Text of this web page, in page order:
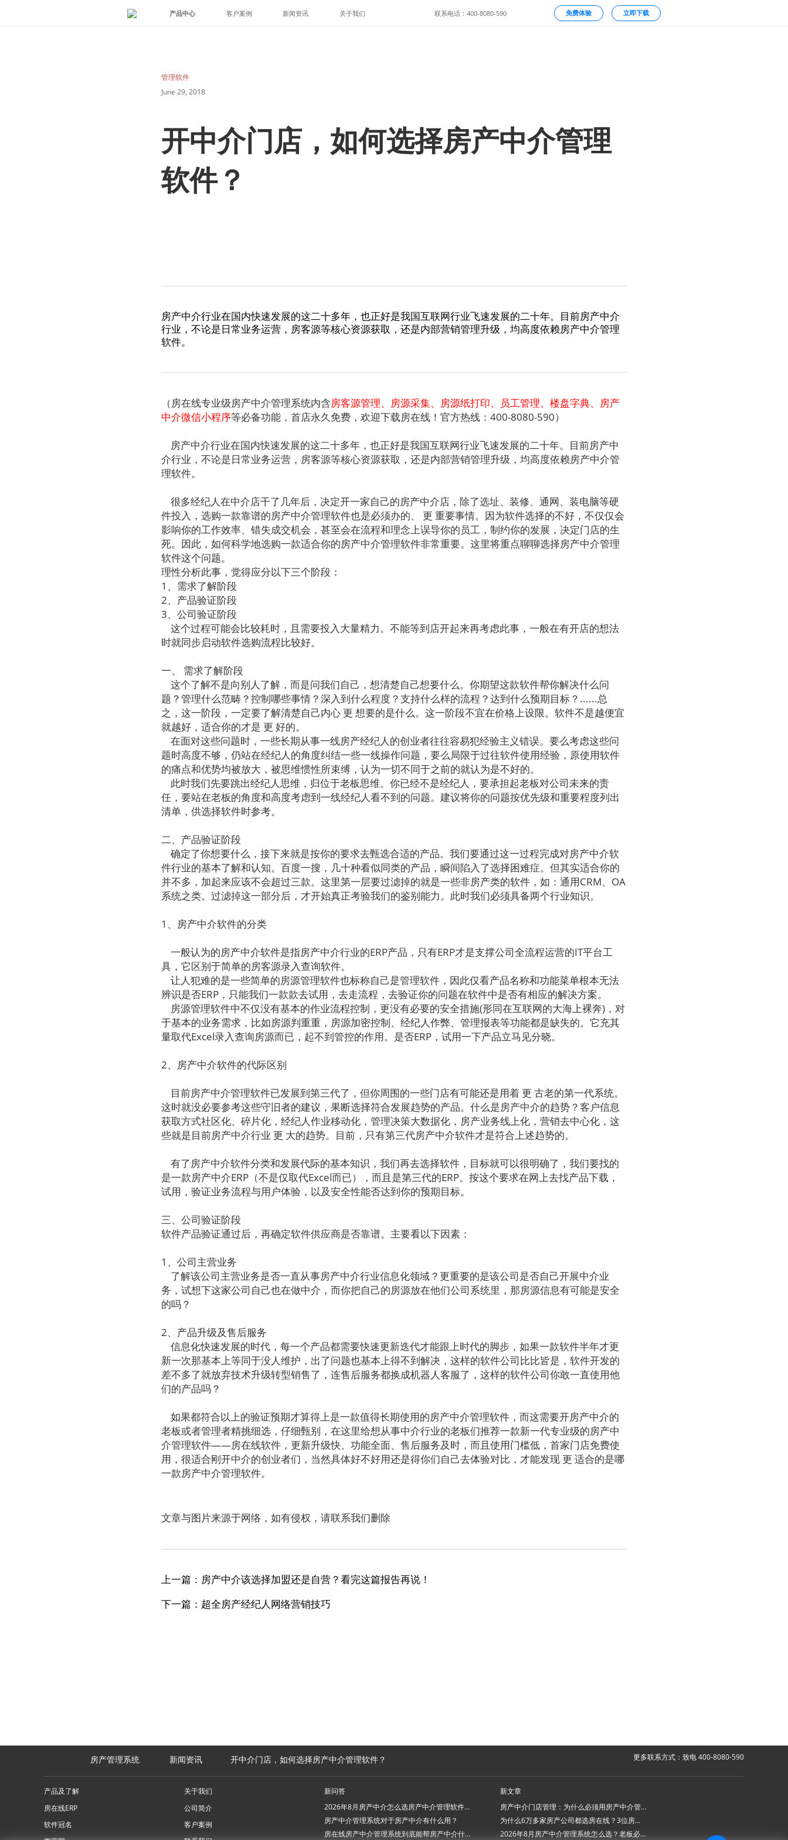
产品中心 客户案例 新闻资讯 关于我们 联系电话：400-8080-590 免费体验 立即下载
管理软件
June 29, 2018
开中介门店，如何选择房产中介管理
软件？
房产中介行业在国内快速发展的这二十多年，也正好是我国互联网行业飞速发展的二十年。目前房产中介
行业，不论是日常业务运营，房客源等核心资源获取，还是内部营销管理升级，均高度依赖房产中介管理
软件。
（房在线专业级房产中介管理系统内含房客源管理、房源采集、房源纸打印、员工管理、楼盘字典、房产
中介微信小程序等必备功能，首店永久免费，欢迎下载房在线！官方热线：400-8080-590）
房产中介行业在国内快速发展的这二十多年，也正好是我国互联网行业飞速发展的二十年。目前房产中
介行业，不论是日常业务运营，房客源等核心资源获取，还是内部营销管理升级，均高度依赖房产中介管
理软件。
很多经纪人在中介店干了几年后，决定开一家自己的房产中介店，除了选址、装修、通网、装电脑等硬
件投入，选购一款靠谱的房产中介管理软件也是必须办的、 更 重要事情。因为软件选择的不好，不仅仅会
影响你的工作效率、错失成交机会，甚至会在流程和理念上误导你的员工，制约你的发展，决定门店的生
死。因此，如何科学地选购一款适合你的房产中介管理软件非常重要。这里将重点聊聊选择房产中介管理
软件这个问题。
理性分析此事，觉得应分以下三个阶段：
1、需求了解阶段
2、产品验证阶段
3、公司验证阶段
这个过程可能会比较耗时，且需要投入大量精力。不能等到店开起来再考虑此事，一般在有开店的想法
时就同步启动软件选购流程比较好。
一、 需求了解阶段
这个了解不是向别人了解，而是问我们自己，想清楚自己想要什么。你期望这款软件帮你解决什么问
题？管理什么范畴？控制哪些事情？深入到什么程度？支持什么样的流程？达到什么预期目标？......总
之，这一阶段，一定要了解清楚自己内心 更 想要的是什么。这一阶段不宜在价格上设限。软件不是越便宜
就越好，适合你的才是 更 好的。
在面对这些问题时，一些长期从事一线房产经纪人的创业者往往容易犯经验主义错误。要么考虑这些问
题时高度不够，仍站在经纪人的角度纠结一些一线操作问题，要么局限于过往软件使用经验，原使用软件
的痛点和优势均被放大，被思维惯性所束缚，认为一切不同于之前的就认为是不好的。
此时我们先要跳出经纪人思维，归位于老板思维。你已经不是经纪人，要承担起老板对公司未来的责
任，要站在老板的角度和高度考虑到一线经纪人看不到的问题。建议将你的问题按优先级和重要程度列出
清单，供选择软件时参考。
二、产品验证阶段
确定了你想要什么，接下来就是按你的要求去甄选合适的产品。我们要通过这一过程完成对房产中介软
件行业的基本了解和认知。百度一搜，几十种看似同类的产品，瞬间陷入了选择困难症。但其实适合你的
并不多，加起来应该不会超过三款。这里第一层要过滤掉的就是一些非房产类的软件，如：通用CRM、OA
系统之类。过滤掉这一部分后，才开始真正考验我们的鉴别能力。此时我们必须具备两个行业知识。
1、房产中介软件的分类
一般认为的房产中介软件是指房产中介行业的ERP产品，只有ERP才是支撑公司全流程运营的IT平台工
具，它区别于简单的房客源录入查询软件。
让人犯难的是一些简单的房源管理软件也标称自己是管理软件，因此仅看产品名称和功能菜单根本无法
辨识是否ERP，只能我们一款款去试用，去走流程，去验证你的问题在软件中是否有相应的解决方案。
房源管理软件中不仅没有基本的作业流程控制，更没有必要的安全措施(形同在互联网的大海上裸奔)，对
于基本的业务需求，比如房源判重重，房源加密控制、经纪人作弊、管理报表等功能都是缺失的。它充其
量取代Excel录入查询房源而已，起不到管控的作用。是否ERP，试用一下产品立马见分晓。
2、房产中介软件的代际区别
目前房产中介管理软件已发展到第三代了，但你周围的一些门店有可能还是用着 更 古老的第一代系统。
这时就没必要参考这些守旧者的建议，果断选择符合发展趋势的产品。什么是房产中介的趋势？客户信息
获取方式社区化、碎片化，经纪人作业移动化，管理决策大数据化，房产业务线上化，营销去中心化，这
些就是目前房产中介行业 更 大的趋势。目前，只有第三代房产中介软件才是符合上述趋势的。
有了房产中介软件分类和发展代际的基本知识，我们再去选择软件，目标就可以很明确了，我们要找的
是一款房产中介ERP（不是仅取代Excel而已），而且是第三代的ERP。按这个要求在网上去找产品下载，
试用，验证业务流程与用户体验，以及安全性能否达到你的预期目标。
三、公司验证阶段
软件产品验证通过后，再确定软件供应商是否靠谱。主要看以下因素：
1、公司主营业务
了解该公司主营业务是否一直从事房产中介行业信息化领域？更重要的是该公司是否自己开展中介业
务，试想下这家公司自己也在做中介，而你把自己的房源放在他们公司系统里，那房源信息有可能是安全
的吗？
2、产品升级及售后服务
信息化快速发展的时代，每一个产品都需要快速更新迭代才能跟上时代的脚步，如果一款软件半年才更
新一次那基本上等同于没人维护，出了问题也基本上得不到解决，这样的软件公司比比皆是，软件开发的
差不多了就放弃技术升级转型销售了，连售后服务都换成机器人客服了，这样的软件公司你敢一直使用他
们的产品吗？
如果都符合以上的验证预期才算得上是一款值得长期使用的房产中介管理软件，而这需要开房产中介的
老板或者管理者精挑细选，仔细甄别，在这里给想从事中介行业的老板们推荐一款新一代专业级的房产中
介管理软件——房在线软件，更新升级快、功能全面、售后服务及时，而且使用门槛低，首家门店免费使
用，很适合刚开中介的创业者们，当然具体好不好用还是得你们自己去体验对比，才能发现 更 适合的是哪
一款房产中介管理软件。
文章与图片来源于网络，如有侵权，请联系我们删除
上一篇：房产中介该选择加盟还是自营？看完这篇报告再说！
下一篇：超全房产经纪人网络营销技巧
房产管理系统 新闻资讯 开中介门店，如何选择房产中介管理软件？ 更多联系方式：致电 400-8080-590
产品及了解
房在线ERP
软件冠名
关于我们
公司简介
客户案例
新问答
2026年8月房产中介怎么选房产中介管理软件系统？
房产中介管理系统对于房产中介有什么用？
房在线房产中介管理系统到底能帮房产中介什么忙？
新文章
房产中介门店管理：为什么必须用房产中介管理系统？
为什么6万多家房产公司都选房在线？3位房产中介老板的真实心声
2026年8月房产中介管理系统怎么选？老板必看的“避坑六步法”